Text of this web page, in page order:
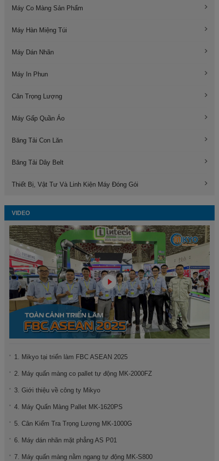
Máy Co Màng Sản Phẩm
Máy Hàn Miệng Túi
Máy Dán Nhãn
Máy In Phun
Cân Trọng Lượng
Máy Gấp Quần Áo
Băng Tải Con Lăn
Băng Tải Dây Belt
Thiết Bị, Vật Tư Và Linh Kiện Máy Đóng Gói
VIDEO
1. Mikyo tại triển làm FBC ASEAN 2025
2. Máy quấn màng co pallet tự động MK-2000FZ
3. Giới thiệu về công ty Mikyo
4. Máy Quấn Màng Pallet MK-1620PS
5. Cân Kiểm Tra Trọng Lượng MK-1000G
6. Máy dán nhãn mặt phẳng AS P01
7. Máy quấn màng nằm ngang tự động MK-S800